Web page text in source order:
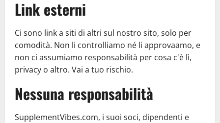
Link esterni
Ci sono link a siti di altri sul nostro sito, solo per
comodità. Non li controlliamo né li approvaamo, e
non ci assumiamo responsabilità per cosa c'è lì,
privacy o altro. Vai a tuo rischio.
Nessuna responsabilità
SupplementVibes.com, i suoi soci, dipendenti e